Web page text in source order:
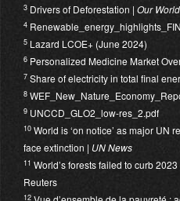
3 Drivers of Deforestation | Our
4
5 Lazard LCOE+ (June 2024)
6 Personalized Medicine Market
7 Share of electricity in total final
8
9 UNCCD_GLO2_low-res_2.pdf
10 World is ‘on notice’ as major UN
face extinction | UN News
11 World’s forests failed to curb
Reuters
12